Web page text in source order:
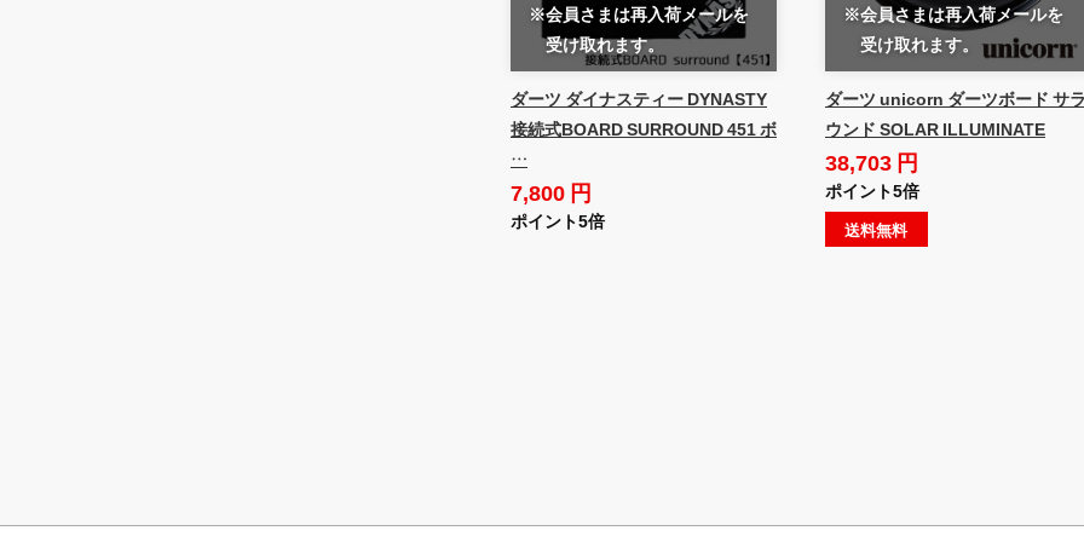
※会員さまは再入荷メールを
受け取れます。
ダーツ ダイナスティー DYNASTY
接続式BOARD SURROUND 451 ボ
…
7,800 円
ポイント5倍
※会員さまは再入荷メールを
受け取れます。
ダーツ unicorn ダーツボード サ
ウンド SOLAR ILLUMINATE
38,703 円
ポイント5倍
送料無料